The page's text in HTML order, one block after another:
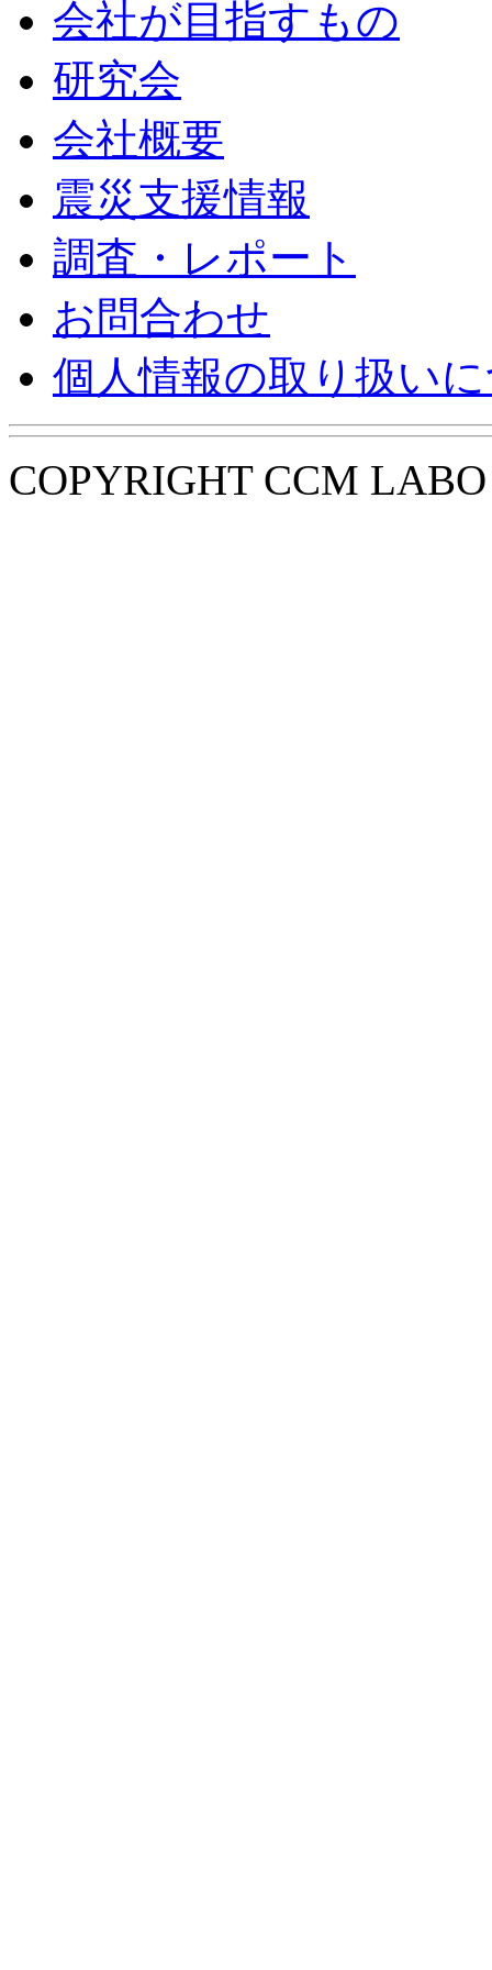
会社が目指すもの
研究会
会社概要
震災支援情報
調査・レポート
お問合わせ
個人情報の取り扱い
COPYRIGHT CCM